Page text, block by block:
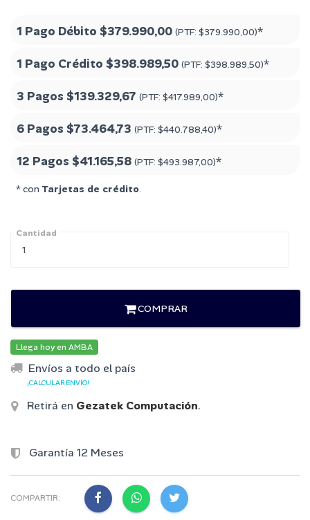
1 Pago Débito $379.990,00 (PTF: $379.990,00)*
1 Pago Crédito $398.989,50 (PTF: $398.989,50)*
3 Pagos $139.329,67 (PTF: $417.989,00)*
6 Pagos $73.464,73 (PTF: $440.788,40)*
12 Pagos $41.165,58 (PTF: $493.987,00)*
* con Tarjetas de crédito.
Cantidad
COMPRAR
Llega hoy en AMBA
Envíos a todo el país
¡CALCULAR ENVÍO!
Retirá en Gezatek Computación.
Garantía 12 Meses
COMPARTIR: